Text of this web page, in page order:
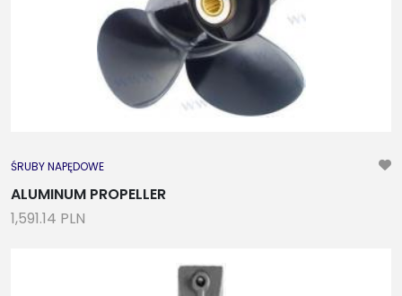
ŚRUBY NAPĘDOWE
ALUMINUM PROPELLER
1,591.14 PLN